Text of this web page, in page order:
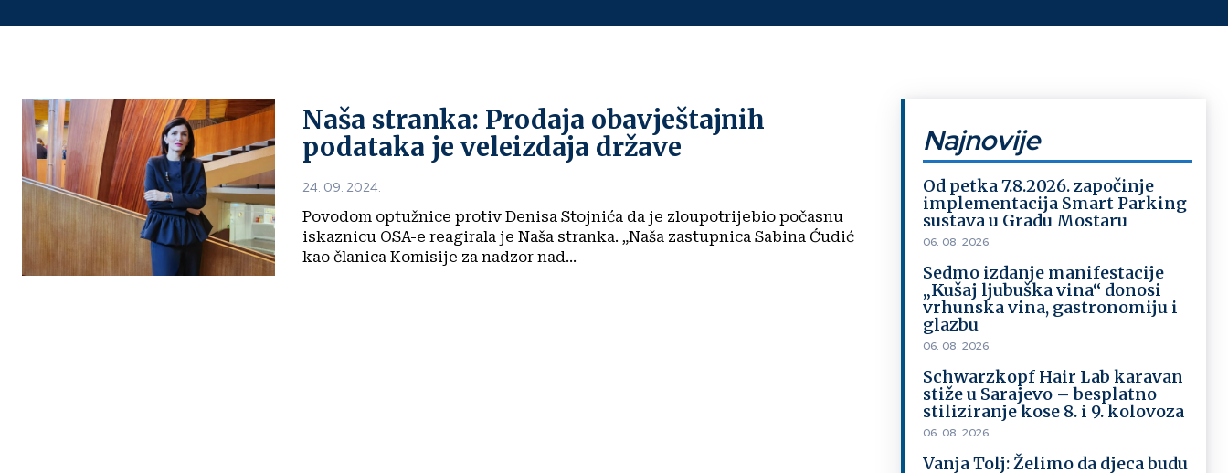
Naša stranka: Prodaja obavještajnih
podataka je veleizdaja države
24. 09. 2024.
Povodom optužnice protiv Denisa Stojnića da je zloupotrijebio počasnu
iskaznicu OSA-e reagirala je Naša stranka. „Naša zastupnica Sabina Ćudić
kao članica Komisije za nadzor nad...
Najnovije
Od petka 7.8.2026. započinje
implementacija Smart Parking
sustava u Gradu Mostaru
06. 08. 2026.
Sedmo izdanje manifestacije
„Kušaj ljubuška vina“ donosi
vrhunska vina, gastronomiju i
glazbu
06. 08. 2026.
Schwarzkopf Hair Lab karavan
stiže u Sarajevo – besplatno
stiliziranje kose 8. i 9. kolovoza
06. 08. 2026.
Vanja Tolj: Želimo da djeca budu